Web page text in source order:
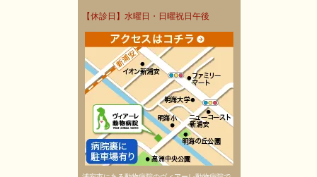
【休診日】水曜日・日曜祝日午後